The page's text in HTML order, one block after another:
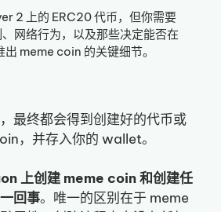
2 上的 ERC20 代币，但你需要
网络行为，以及那些决定能否在
meme coin 的关键细节。
最终都会得到创建好的代币或
，并存入你的 wallet。
上创建 meme coin 和创建任
回事。唯一的区别在于 meme